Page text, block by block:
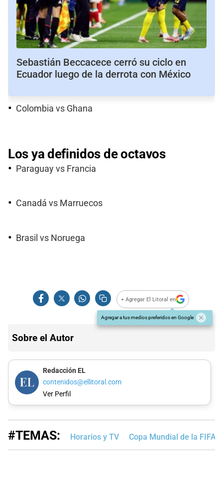
Sebastián Beccacece cerró su ciclo en
Ecuador luego de la derrota con México
Colombia vs Ghana
Los ya definidos de octavos
Paraguay vs Francia
Canadá vs Marruecos
Brasil vs Noruega
+ Agregar El Litoral en
Agregar a tus medios preferidos en Google
Sobre el Autor
Redacción EL
contenidos@ellitoral.com
Ver Perfil
#TEMAS: Horarios y TV Copa Mundial de la FIFA